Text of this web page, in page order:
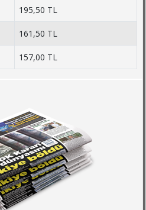
195,50 TL
161,50 TL
157,00 TL